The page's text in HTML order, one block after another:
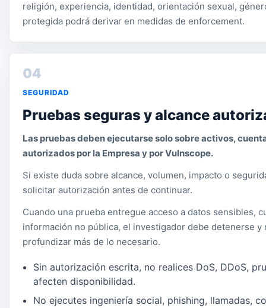
religión, experiencia, identidad, orientación sexual,
protegida podrá derivar en medidas de enforcement.
04
SEGURIDAD
Pruebas seguras y alcance
Las pruebas deben ejecutarse solo sobre activos,
autorizados por la Empresa y por Vulnscope.
Si existe duda sobre alcance, volumen, impacto o
solicitar autorización antes de continuar.
Cuando una prueba entregue acceso a datos sensibles,
información no pública, el investigador debe detenerse
profundizar más de lo necesario.
Sin autorización escrita, no realices DoS, DDoS,
afecten disponibilidad.
No ejecutes ingeniería social, phishing, llamadas,